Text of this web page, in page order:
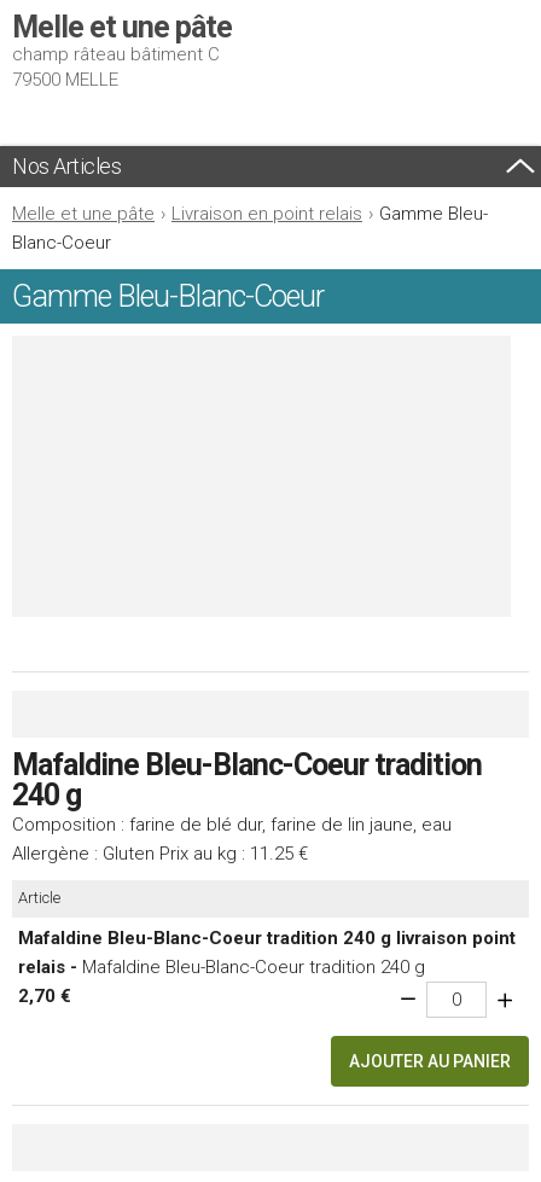
Melle et une pâte
champ râteau bâtiment C
79500 MELLE
Nos Articles
Melle et une pâte › Livraison en point relais › Gamme Bleu-
Blanc-Coeur
Gamme Bleu-Blanc-Coeur
Mafaldine Bleu-Blanc-Coeur tradition
240 g
Composition : farine de blé dur, farine de lin jaune, eau
Allergène : Gluten Prix au kg : 11.25 €
Article
Mafaldine Bleu-Blanc-Coeur tradition 240 g livraison point
relais - Mafaldine Bleu-Blanc-Coeur tradition 240 g
2,70 €
AJOUTER AU PANIER